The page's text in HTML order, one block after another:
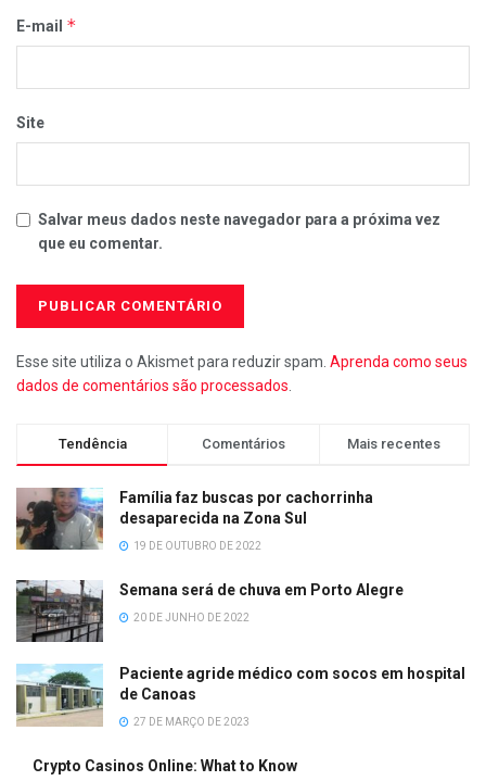
E-mail *
Site
Salvar meus dados neste navegador para a próxima vez
que eu comentar.
Esse site utiliza o Akismet para reduzir spam. Aprenda como seus
dados de comentários são processados
Tendência Comentários Mais recentes
Família faz buscas por cachorrinha
desaparecida na Zona Sul
19 DE OUTUBRO DE 2022
Semana será de chuva em Porto Alegre
20 DE JUNHO DE 2022
Paciente agride médico com socos em hospital
de Canoas
27 DE MARÇO DE 2023
Crypto Casinos Online: What to Know